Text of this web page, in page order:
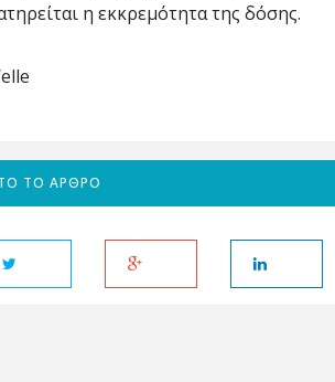
η εκκρεμότητα της δόσης.
ΤΟ ΆΡΘΡΟ